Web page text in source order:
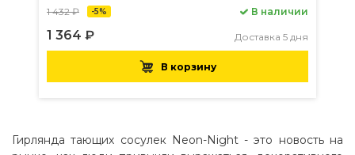
1 432 ₽ -5%
1 364 ₽
В наличии
Доставка 5 дня
В корзину
Гирлянда тающих сосулек Neon-Night - это новость на